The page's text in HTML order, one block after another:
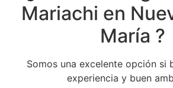
Mariachi en
María ?
Somos una excelente opción si
experiencia y buen